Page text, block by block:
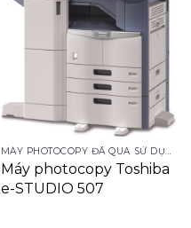
MÁY PHOTOCOPY ĐÃ QUA SỬ DỤNG
Máy photocopy Toshiba
e-STUDIO 507